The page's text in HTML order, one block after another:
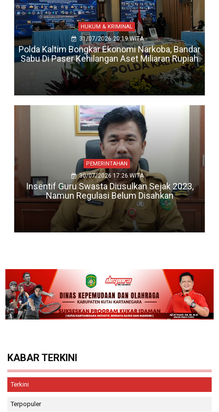
PEDAGANG KELUHKAN SEPINYA PEMBELI
HUKUM & KRIMINAL
31/07/2026 20:19 WITA
Polda Kaltim Bongkar Ekonomi Narkoba, Bandar
Sabu Di Paser Kehilangan Aset Miliaran Rupiah
PEMERINTAHAN
30/07/2026 17:26 WITA
Insentif Guru Swasta Diusulkan Sejak 2023,
Namun Regulasi Belum Disahkan
KABAR TERKINI
Terkini
Terpopuler